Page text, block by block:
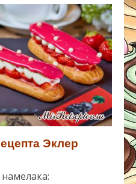
Эклер